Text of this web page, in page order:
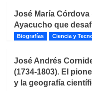
José María Córdova
Ayacucho que
Biografías Ciencia y
José Andrés
(1734-1803). El
y la geografía